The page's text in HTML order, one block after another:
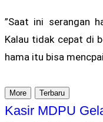
”Saat ini serangan
Kalau tidak cepat di
hama itu bisa
More Terbaru
Kasir MDPU